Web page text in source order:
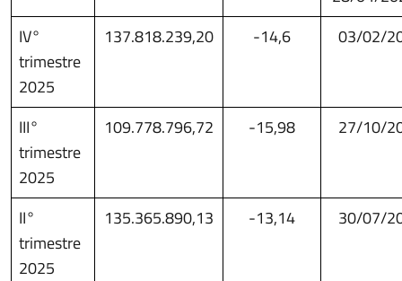
IV°
trimestre
2025
137.818.239,20 -14,6 03/02/
III°
trimestre
2025
109.778.796,72 -15,98 27/10/
II°
trimestre
2025
135.365.890,13 -13,14 30/07/